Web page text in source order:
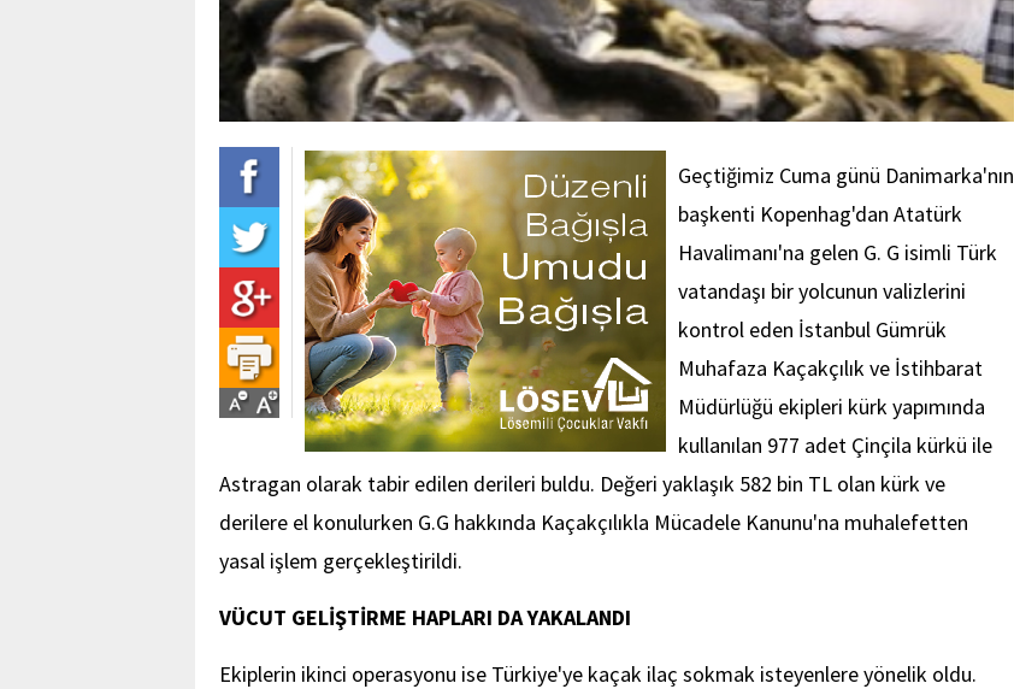
Geçtiğimiz Cuma günü Danimarka'nın
başkenti Kopenhag'dan Atatürk
Havalimanı'na gelen G. G isimli Türk
vatandaşı bir yolcunun valizlerini
kontrol eden İstanbul Gümrük
Muhafaza Kaçakçılık ve İstihbarat
Müdürlüğü ekipleri kürk yapımında
kullanılan 977 adet Çinçila kürkü ile
Astragan olarak tabir edilen derileri buldu. Değeri yaklaşık 582 bin TL olan kürk ve
derilere el konulurken G.G hakkında Kaçakçılıkla Mücadele Kanunu'na muhalefetten
yasal işlem gerçekleştirildi.
VÜCUT GELİŞTİRME HAPLARI DA YAKALANDI
Ekiplerin ikinci operasyonu ise Türkiye'ye kaçak ilaç sokmak isteyenlere yönelik oldu.